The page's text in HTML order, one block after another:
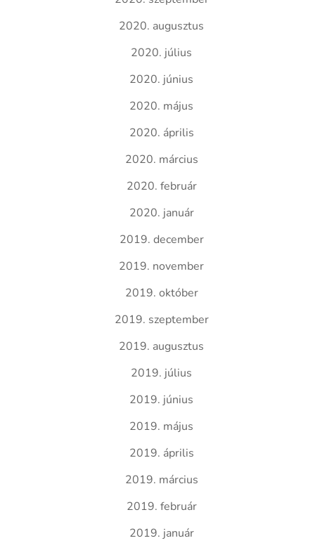
2020. augusztus
2020. július
2020. június
2020. május
2020. április
2020. március
2020. február
2020. január
2019. december
2019. november
2019. október
2019. szeptember
2019. augusztus
2019. július
2019. június
2019. május
2019. április
2019. március
2019. február
2019. január